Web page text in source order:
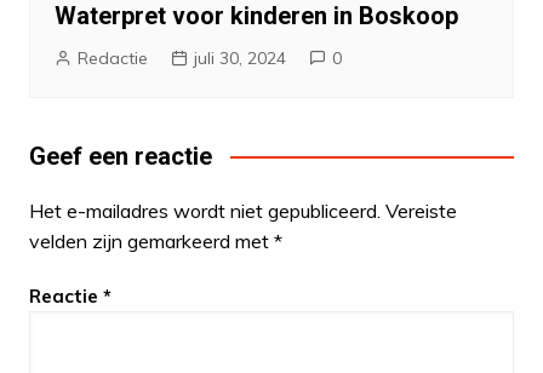
Waterpret voor kinderen in Boskoop
Redactie juli 30, 2024 0
Geef een reactie
Het e-mailadres wordt niet gepubliceerd. Vereiste
velden zijn gemarkeerd met *
Reactie *